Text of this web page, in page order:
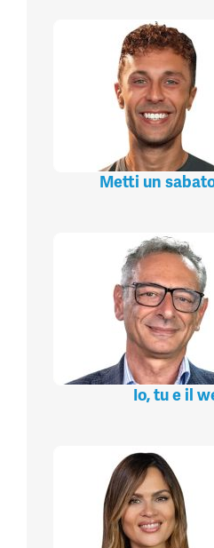
Metti un
Io, tu e il